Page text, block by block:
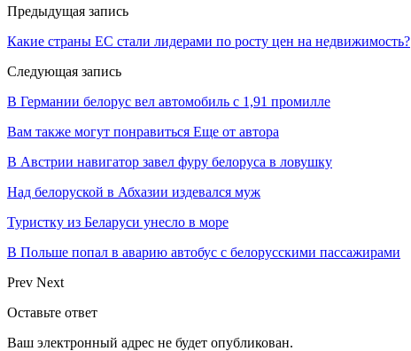
Предыдущая запись
Какие страны ЕС стали лидерами по росту цен на недвижимость?
Следующая запись
В Германии белорус вел автомобиль с 1,91 промилле
Вам также могут понравиться Еще от автора
В Австрии навигатор завел фуру белоруса в ловушку
Над белоруской в Абхазии издевался муж
Туристку из Беларуси унесло в море
В Польше попал в аварию автобус с белорусскими пассажирами
Prev Next
Оставьте ответ
Ваш электронный адрес не будет опубликован.